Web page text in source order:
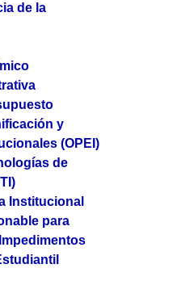
de la
y
(OPEI)
de
Institucional
para